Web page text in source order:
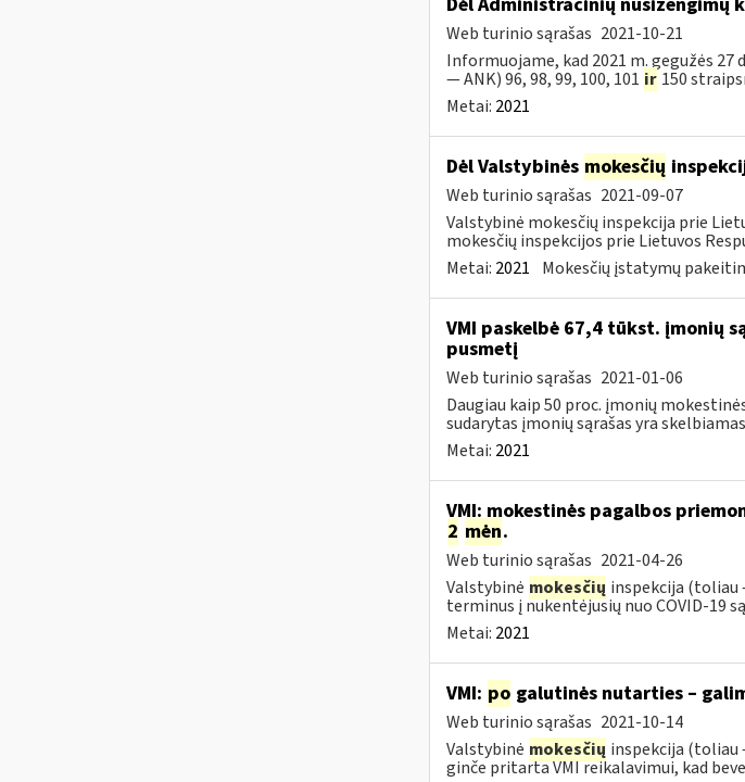
Web turinio sąrašas 2021-10-21
Informuojame, kad 2021 m. gegužės
— ANK) 96, 98, 99, 100, 101 ir 150
Metai: 2021
Dėl Valstybinės mokesčių
Web turinio sąrašas 2021-09-07
Valstybinė mokesčių inspekcija prie
mokesčių inspekcijos prie Lietuvos
Metai: 2021 Mokesčių įstatymų
VMI paskelbė 67,4 tūkst. įmonių
pusmetį
Web turinio sąrašas 2021-01-06
Daugiau kaip 50 proc. įmonių
sudarytas įmonių sąrašas yra
Metai: 2021
VMI: mokestinės pagalbos
2 mėn.
Web turinio sąrašas 2021-04-26
Valstybinė mokesčių inspekcija (toliau
terminus į nukentėjusių nuo COVID-19
Metai: 2021
VMI: po galutinės nutarties –
Web turinio sąrašas 2021-10-14
Valstybinė mokesčių inspekcija (toliau
ginče pritarta VMI reikalavimui, kad